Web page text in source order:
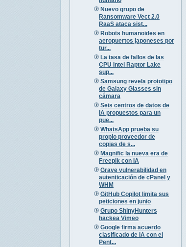
Nuevo grupo de
Ransomware Vect 2.0
RaaS ataca sist...
Robots humanoides en
aeropuertos japoneses por
tur...
La tasa de fallos de las
CPU Intel Raptor Lake
sup...
Samsung revela prototipo
de Galaxy Glasses sin
cámara
Seis centros de datos de
IA propuestos para un
pue...
WhatsApp prueba su
propio proveedor de
copias de s...
Magnific la nueva era de
Freepik con IA
Grave vulnerabilidad en
autenticación de cPanel y
WHM
GitHub Copilot limita sus
peticiones en junio
Grupo ShinyHunters
hackea Vimeo
Google firma acuerdo
clasificado de IA con el
Pent...